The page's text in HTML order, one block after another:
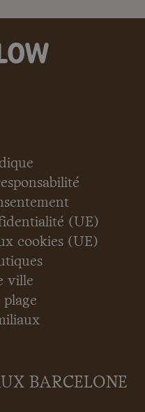
(UE)
cookies (UE)
ville
BARCELONE